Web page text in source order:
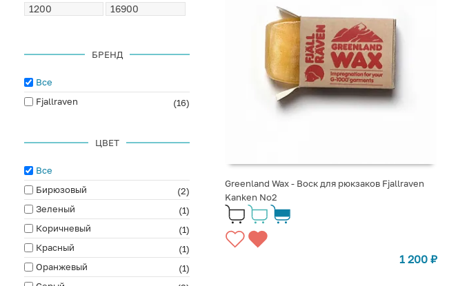
БРЕНД
Все
Fjallraven
(16)
ЦВЕТ
Все
Бирюзовый
(2)
Зеленый
(1)
Коричневый
(1)
Красный
(1)
Оранжевый
(1)
Greenland Wax - Воск для рюкзаков Fjallraven
Kanken No2
1 200 ₽